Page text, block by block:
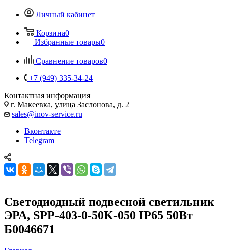
Личный кабинет
Корзина0
Избранные товары0
Сравнение товаров0
+7 (949) 335-34-24
Контактная информация
г. Макеевка, улица Заслонова, д. 2
sales@inov-service.ru
Вконтакте
Telegram
Светодиодный подвесной светильник
ЭРА, SPP-403-0-50K-050 IP65 50Вт
Б0046671